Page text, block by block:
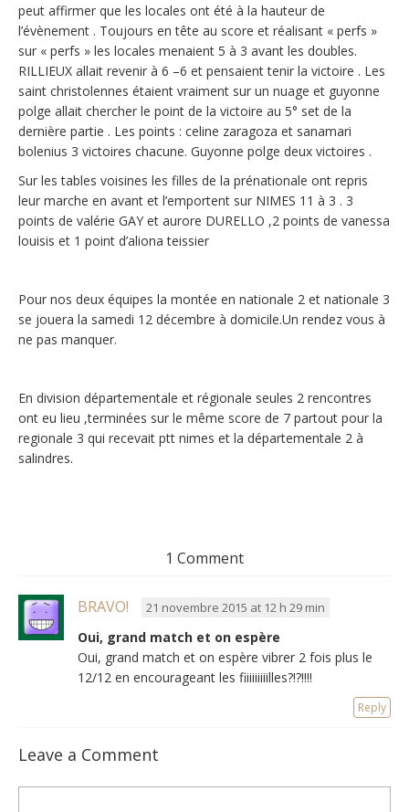
peut affirmer que les locales ont été à la hauteur de
l’évènement . Toujours en tête au score et réalisant « perfs »
sur « perfs » les locales menaient 5 à 3 avant les doubles.
RILLIEUX allait revenir à 6 –6 et pensaient tenir la victoire . Les
saint christolennes étaient vraiment sur un nuage et guyonne
polge allait chercher le point de la victoire au 5° set de la
dernière partie . Les points : celine zaragoza et sanamari
bolenius 3 victoires chacune. Guyonne polge deux victoires .
Sur les tables voisines les filles de la prénationale ont repris
leur marche en avant et l’emportent sur NIMES 11 à 3 . 3
points de valérie GAY et aurore DURELLO ,2 points de vanessa
louisis et 1 point d’aliona teissier
Pour nos deux équipes la montée en nationale 2 et nationale 3
se jouera la samedi 12 décembre à domicile.Un rendez vous à
ne pas manquer.
En division départementale et régionale seules 2 rencontres
ont eu lieu ,terminées sur le même score de 7 partout pour la
regionale 3 qui recevait ptt nimes et la départementale 2 à
salindres.
1 Comment
BRAVO! 21 novembre 2015 at 12 h 29 min
Oui, grand match et on espère
Oui, grand match et on espère vibrer 2 fois plus le
12/12 en encourageant les fiiiiiiiiilles?!?!!!!
Reply
Leave a Comment